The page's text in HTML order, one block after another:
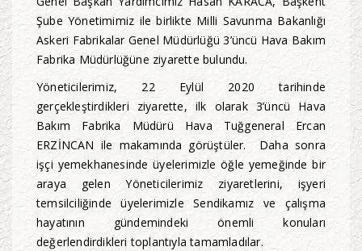
Şube Yönetimimiz ile birlikte Milli Savunma Bakanlığı
Askeri Fabrikalar Genel Müdürlüğü 3’üncü Hava Bakım
Fabrika Müdürlüğüne ziyarette bulundu.
Yöneticilerimiz, 22 Eylül 2020 tarihinde
gerçekleştirdikleri ziyarette, ilk olarak 3’üncü Hava
Bakım Fabrika Müdürü Hava Tuğgeneral Ercan
ERZİNCAN ile makamında görüştüler. Daha sonra
işçi yemekhanesinde üyelerimizle öğle yemeğinde bir
araya gelen Yöneticilerimiz ziyaretlerini, işyeri
temsilciliğinde üyelerimizle Sendikamız ve çalışma
hayatının gündemindeki önemli konuları
değerlendirdikleri toplantıyla tamamladılar.